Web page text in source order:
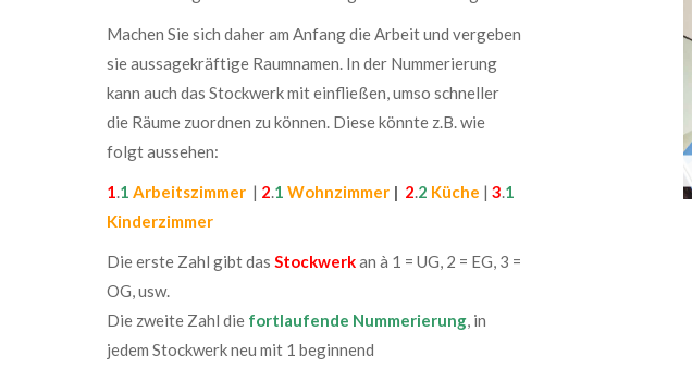
Machen Sie sich daher am Anfang die Arbeit und vergeben
sie aussagekräftige Raumnamen. In der Nummerierung
kann auch das Stockwerk mit einfließen, umso schneller
die Räume zuordnen zu können. Diese könnte z.B. wie
folgt aussehen:
1.1 Arbeitszimmer| 2.1 Wohnzimmer| 2.2 Küche | 3.1
Kinderzimmer
Die erste Zahl gibt das Stockwerkan à 1 = UG, 2 = EG, 3 =
OG, usw.
Die zweite Zahl die fortlaufende Nummerierung, in
jedem Stockwerk neu mit 1 beginnend